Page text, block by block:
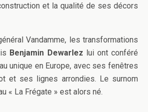
et la qualité de ses décors
Vandamme, les transformations
Benjamin Dewarlez lui ont conféré
unique en Europe, avec ses fenêtres
et ses lignes arrondies. Le surnom
« La Frégate » est alors né.